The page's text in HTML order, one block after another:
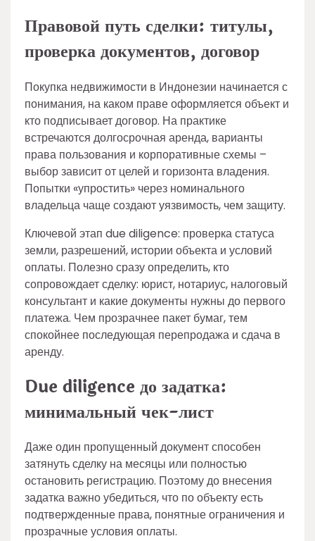
Правовой путь сделки: титулы,
проверка документов, договор
Покупка недвижимости в Индонезии начинается с
понимания, на каком праве оформляется объект и
кто подписывает договор. На практике
встречаются долгосрочная аренда, варианты
права пользования и корпоративные схемы –
выбор зависит от целей и горизонта владения.
Попытки «упростить» через номинального
владельца чаще создают уязвимость, чем защиту.
Ключевой этап due diligence: проверка статуса
земли, разрешений, истории объекта и условий
оплаты. Полезно сразу определить, кто
сопровождает сделку: юрист, нотариус, налоговый
консультант и какие документы нужны до первого
платежа. Чем прозрачнее пакет бумаг, тем
спокойнее последующая перепродажа и сдача в
аренду.
Due diligence до задатка:
минимальный чек-лист
Даже один пропущенный документ способен
затянуть сделку на месяцы или полностью
остановить регистрацию. Поэтому до внесения
задатка важно убедиться, что по объекту есть
подтвержденные права, понятные ограничения и
прозрачные условия оплаты.